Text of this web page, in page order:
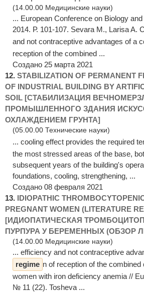
(14.00.00 Медицинские науки)
... European Conference on Biology
2014. Р. 101-107. Sevara M., Larisa A.
and not contraceptive advantages of a
reception of the combined ...
Создано 25 марта 2021
12. STABILIZATION OF PERMANENT
OF INDUSTRIAL BUILDING BY
SOIL [СТАБИЛИЗАЦИЯ
ПРОМЫШЛЕННОГО ЗДАНИЯ
ОХЛАЖДЕНИЕМ ГРУНТА]
(05.00.00 Технические науки)
... cooling effect provides the required
the most stressed areas of the base,
subsequent years of the building's
foundations, cooling, strengthening, ...
Создано 08 февраля 2021
13. IDIOPATHIC
PREGNANT WOMEN (LITERATURE
[ИДИОПАТИЧЕСКАЯ
ПУРПУРА У БЕРЕМЕННЫХ (ОБЗОР
(14.00.00 Медицинские науки)
... efficiency and not contraceptive
regime n of reception of the
women with iron deficiency anemia //
№ 11 (22). Tosheva ...